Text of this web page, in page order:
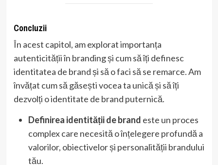
Concluzii
În acest capitol, am explorat importanța
autenticității în branding și cum să îți definesc
identitatea de brand și să o faci să se remarce. Am
învățat cum să găsești vocea ta unică și să îți
dezvolți o identitate de brand puternică.
Definirea identității de brand este un proces
complex care necesită o înțelegere profundă a
valorilor, obiectivelor și personalității brandului
tău.